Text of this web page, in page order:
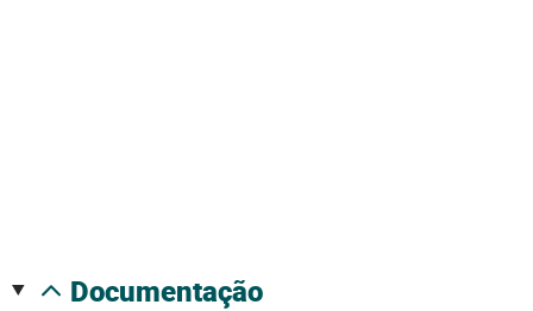
documentação